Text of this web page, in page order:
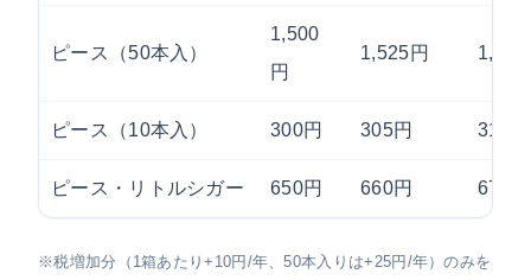
ピース（50本入）
1,500
円
1,525円 1,550
ピース（10本入） 300円 305円 310円
ピース・リトルシガー 650円 660円 670円
※税増加分（1箱あたり+10円/年、50本入りは+25円/年）のみを